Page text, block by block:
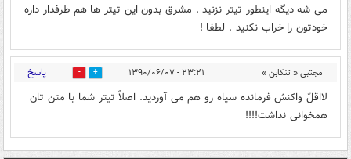
می شه دیگه اینطور تیتر نزنید . مشرق بدون این تیتر ها هم طرفدار داره
خودتون را خراب نکنید . لطفا !
مجتبی « تنکابن » ۲۳:۲۱ - ۱۳۹۰/۰۶/۰۷ 2 پاسخ
لااقلّ واکنش فرمانده سپاه رو هم می آوردید. اصلاً تیتر شما با متن تان
همخوانی نداشت!!!!